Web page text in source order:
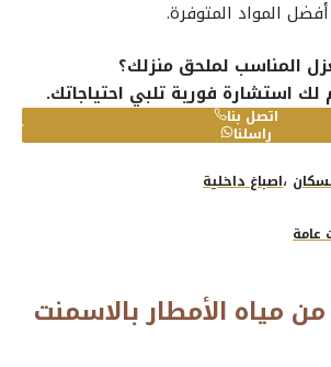
المواد المتوفرة.
المناسب لملحق منزلك؟
استشارة فورية تلبي احتياجاتك.
اتصل بنا
راسلنا
،اصباغ داخلية
عامة
مياه الأمطار بالاسمنت